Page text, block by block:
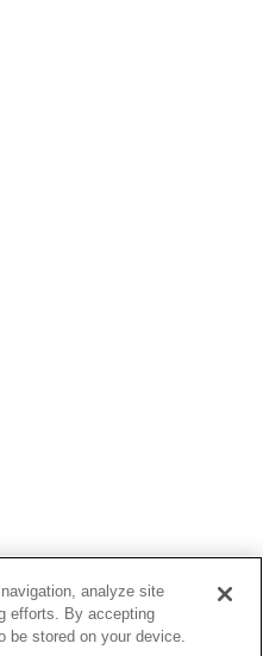
analyze site
efforts. By accepting
be stored on your device.